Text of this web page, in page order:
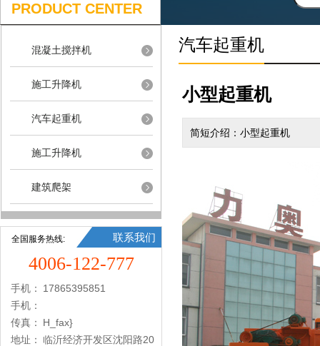
PRODUCT CENTER
混凝土搅拌机
施工升降机
汽车起重机
施工升降机
建筑爬架
全国服务热线: 联系我们
4006-122-777
手机：
17865395851
手机：
传真：
H_fax}
地址： 临沂经济开发区沈阳路20
汽车起重机
小型起重机
简短介绍：小型起重机